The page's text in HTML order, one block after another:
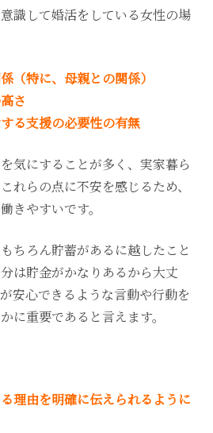
識して婚活をしている女性の場
（特に、母親との関係）
さ
る支援の必要性の有無
気にすることが多く、実家暮ら
れらの点に不安を感じるため、
きやすいです。
ちろん貯蓄があるに越したこと
は貯金がかなりあるから大丈
安心できるような言動や行動を
に重要であると言えます。
理由を明確に伝えられるように